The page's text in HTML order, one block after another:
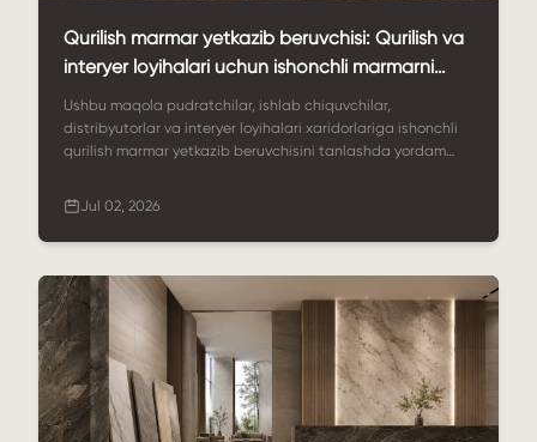
Qurilish marmar yetkazib beruvchisi: Qurilish va
interyer loyihalari uchun ishonchli marmarni
qanday topish mumkin
Ushbu maqola pudratchilar, ishlab chiquvchilar,
distribyutorlar va interyer loyihalari xaridorlariga ishonchli
qurilish marmar yetkazib beruvchisini tanlashda yordam
o'lchamlar, sirt qoplamalari, sifat nazorati, eksport
qadoqlashi va StoneSale global marmar loyihalari
ta'minotini qanday qo'llab-quvvatlashi yoritilgan.
Jul 02, 2026